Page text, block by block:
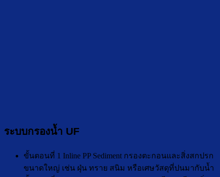
ระบบกรองน้ำ UF
ขั้นตอนที่ 1 Inline PP Sediment กรองตะกอนและสิ่งสกปรก
ขนาดใหญ่ เช่น ฝุ่น ทราย สนิม หรือเศษวัสดุที่ปนมากับน้ำ